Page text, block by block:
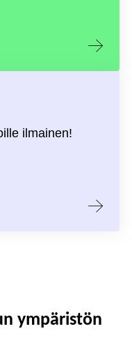
ilmainen!
ympäristön